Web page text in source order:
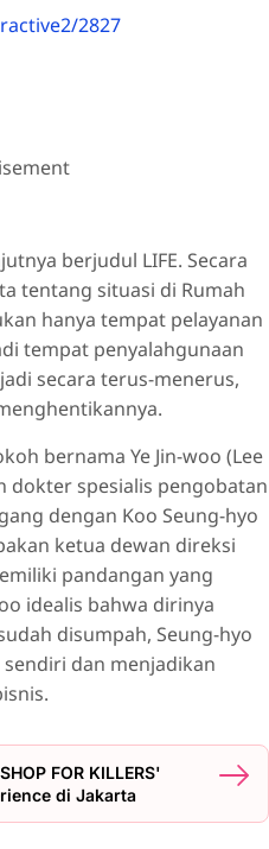
2827
berjudul LIFE. Secara
tentang situasi di Rumah
hanya tempat pelayanan
tempat penyalahgunaan
secara terus-menerus,
bernama Ye Jin-woo (Lee
dokter spesialis pengobatan
dengan Koo Seung-hyo
ketua dewan direksi
pandangan yang
idealis bahwa dirinya
disumpah, Seung-hyo
dan menjadikan
FOR KILLERS'
di Jakarta